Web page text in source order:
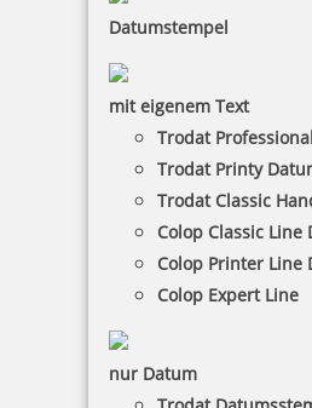
Datumstempel
mit eigenem Text
Trodat
Trodat Printy
Trodat Classic
Colop Classic Line
Colop Printer Line
Colop Expert Line
nur Datum
Trodat Classic Datumstempel
43,26